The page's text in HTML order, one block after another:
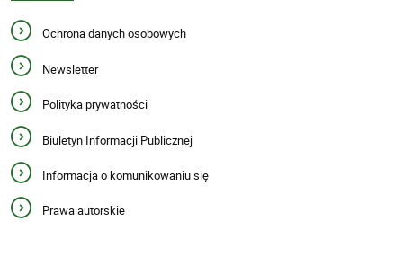
Ochrona danych osobowych
Newsletter
Polityka prywatności
Biuletyn Informacji Publicznej
Informacja o komunikowaniu się
Prawa autorskie